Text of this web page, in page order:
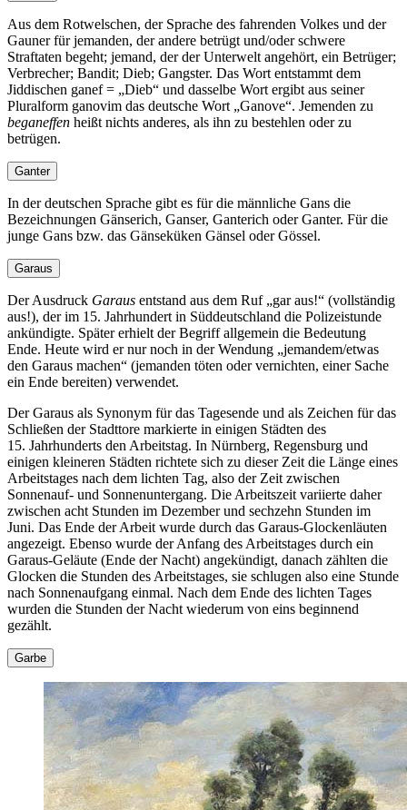
Aus dem Rotwelschen, der Sprache des fahrenden Volkes und der
Gauner für jemanden, der andere betrügt und/oder schwere
Straftaten begeht; jemand, der der Unterwelt angehört, ein Betrüger;
Verbrecher; Bandit; Dieb; Gangster. Das Wort entstammt dem
Jiddischen ganef = „Dieb“ und dasselbe Wort ergibt aus seiner
Pluralform ganovim das deutsche Wort „Ganove“. Jemenden zu
beganeffen heißt nichts anderes, als ihn zu bestehlen oder zu
betrügen.
Ganter
In der deutschen Sprache gibt es für die männliche Gans die
Bezeichnungen Gänserich, Ganser, Ganterich oder Ganter. Für die
junge Gans bzw. das Gänseküken Gänsel oder Gössel.
Garaus
Der Ausdruck Garaus entstand aus dem Ruf gar aus!
(vollständig
aus!), der im 15. Jahrhundert in Süddeutschland die Polizeistunde
ankündigte. Später erhielt der Begriff allgemein die Bedeutung
Ende. Heute wird er nur noch in der Wendung
jemandem/etwas
den Garaus machen
(jemanden töten oder vernichten, einer Sache
ein Ende bereiten) verwendet.
Der Garaus als Synonym für das Tagesende und als Zeichen für das
Schließen der Stadttore markierte in einigen Städten des
15. Jahrhunderts den Arbeitstag. In Nürnberg, Regensburg und
einigen kleineren Städten richtete sich zu dieser Zeit die Länge eines
Arbeitstages nach dem lichten Tag, also der Zeit zwischen
Sonnenauf- und Sonnenuntergang. Die Arbeitszeit variierte daher
zwischen acht Stunden im Dezember und sechzehn Stunden im
Juni. Das Ende der Arbeit wurde durch das Garaus-Glockenläuten
angezeigt. Ebenso wurde der Anfang des Arbeitstages durch ein
Garaus-Geläute (Ende der Nacht) angekündigt, danach zählten die
Glocken die Stunden des Arbeitstages, sie schlugen also eine Stunde
nach Sonnenaufgang einmal. Nach dem Ende des lichten Tages
wurden die Stunden der Nacht wiederum von eins beginnend
gezählt.
Garbe